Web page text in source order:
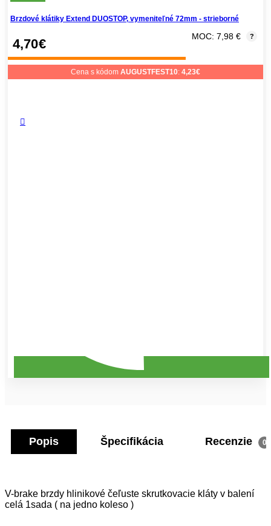
Brzdové klátiky Extend DUOSTOP, vymeniteľné 72mm - strieborné
4,70€ MOC: 7,98 € ?
Cena s kódom AUGUSTFEST10: 4,23€
Popis Špecifikácia Recenzie 0
V-brake brzdy hlinikové čeľuste skrutkovacie kláty v balení
celá 1sada ( na jedno koleso )